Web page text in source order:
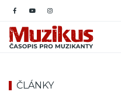
ČLÁNKY